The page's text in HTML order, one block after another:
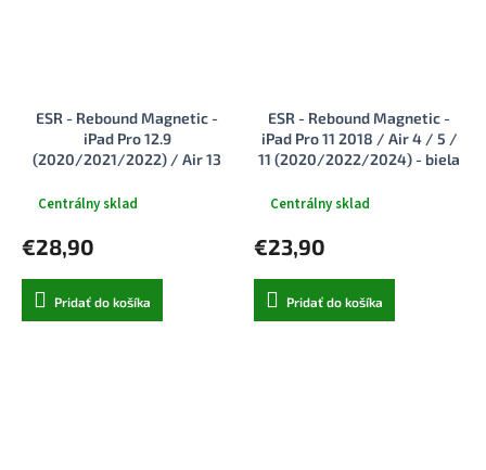
ESR - Rebound Magnetic -
iPad Pro 12.9
(2020/2021/2022) / Air 13
tmavomodrá
Centrálny sklad
€28,90
Pridať do košíka
ESR - Rebound Magnetic -
iPad Pro 11 2018 / Air 4 / 5 /
11 (2020/2022/2024) - biela
Centrálny sklad
€23,90
Pridať do košíka